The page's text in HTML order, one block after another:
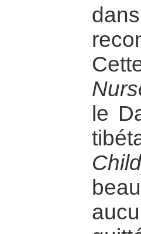
le